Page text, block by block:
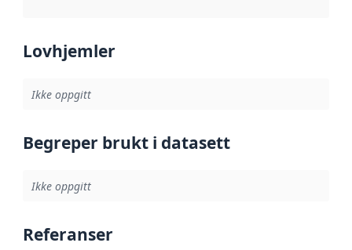
Lovhjemler
Ikke oppgitt
Begreper brukt i datasett
Ikke oppgitt
Referanser